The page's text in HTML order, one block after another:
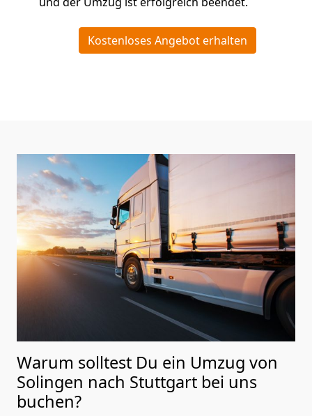
Kostenloses Angebot erhalten
Warum solltest Du ein Umzug von
Solingen nach Stuttgart bei uns
buchen?